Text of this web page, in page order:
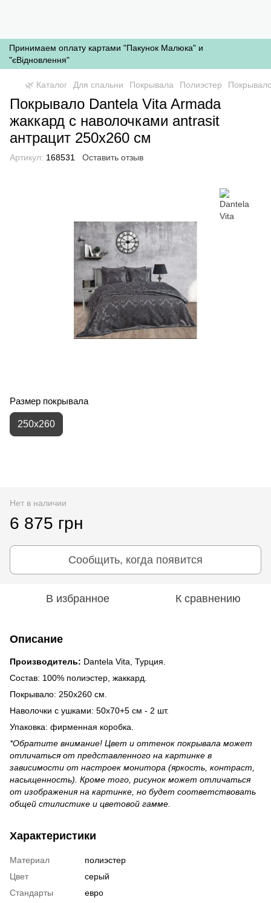
Принимаем оплату картами "Пакунок Малюка" и
"єВідновлення"
🌿 Каталог Для спальни Покрывала Полиэстер
Покрывало Dantela Vita Armada
жаккард с наволочками antrasit
антрацит 250x260 см
Артикул: 168531 Оставить отзыв
Размер покрывала
250x260
Нет в наличии
6 875 грн
Сообщить, когда появится
В избранное К сравнению
Описание
Производитель: Dantela Vita, Турция.
Состав: 100% полиэстер, жаккард.
Покрывало: 250х260 см.
Наволочки с ушками: 50х70+5 см - 2 шт.
Упаковка: фирменная коробка.
*Обратите внимание! Цвет и оттенок покрывала может
отличаться от представленного на картинке в
зависимости от настроек монитора (яркость, контраст,
насыщенность). Кроме того, рисунок может отличаться
от изображения на картинке, но будет соответствовать
общей стилистике и цветовой гамме.
Характеристики
Материал
полиэстер
Цвет
серый
Стандарты
евро